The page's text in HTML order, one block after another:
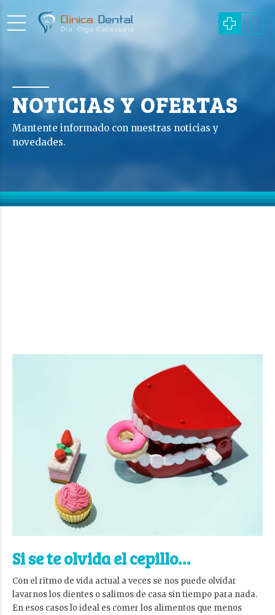
NOTICIAS Y OFERTAS
Mantente informado con nuestras noticias y
novedades.
Si se te olvida el cepillo…
Con el ritmo de vida actual a veces se nos puede olvidar
lavarnos los dientes o salimos de casa sin tiempo para nada.
En esos casos lo ideal es comer los alimentos que menos